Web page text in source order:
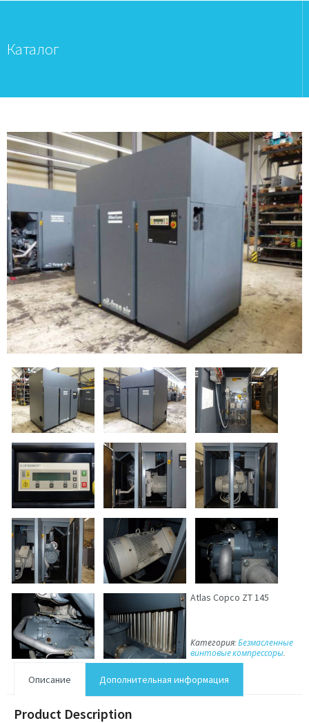
Каталог
Atlas Copco ZT 145
Категория:Безмасленные
винтовые компрессоры
Описание Дополнительная информация
Product Description